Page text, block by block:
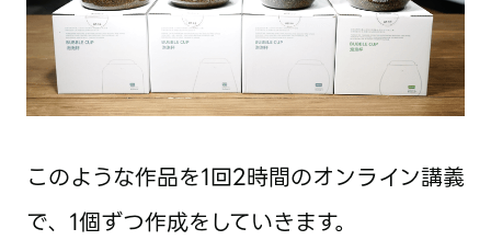
このような作品を1回2時間のオンライン講義
で、1個ずつ作成をしていきます。